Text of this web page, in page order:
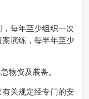
每年至少组织一次
演练，每半年至少
资及装备。
关规定经专门的安